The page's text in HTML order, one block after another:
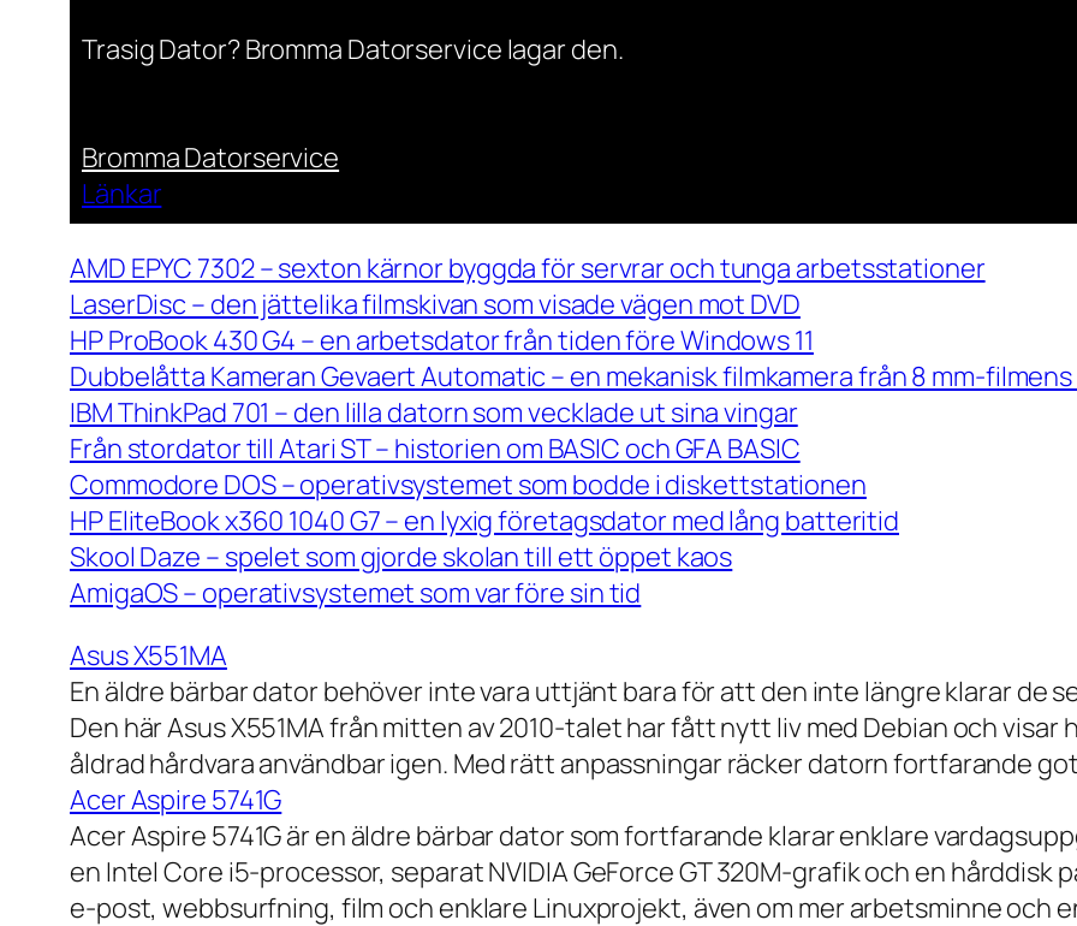
Trasig Dator? Bromma Datorservice lagar den.
Bromma Datorservice
Länkar
AMD EPYC 7302 – sexton kärnor byggda för servrar och tunga arbetsstationer
LaserDisc – den jättelika filmskivan som visade vägen mot DVD
HP ProBook 430 G4 – en arbetsdator från tiden före Windows 11
Dubbelåtta Kameran Gevaert Automatic – en mekanisk filmkamera från 8 mm-
IBM ThinkPad 701 – den lilla datorn som vecklade ut sina vingar
Från stordator till Atari ST – historien om BASIC och GFA BASIC
Commodore DOS – operativsystemet som bodde i diskettstationen
HP EliteBook x360 1040 G7 – en lyxig företagsdator med lång batteritid
Skool Daze – spelet som gjorde skolan till ett öppet kaos
AmigaOS – operativsystemet som var före sin tid
Asus X551MA
En äldre bärbar dator behöver inte vara uttjänt bara för att den inte längre klarar de
Den här Asus X551MA från mitten av 2010-talet har fått nytt liv med Debian och visar
åldrad hårdvara användbar igen. Med rätt anpassningar räcker datorn fortfarande
Acer Aspire 5741G
Acer Aspire 5741G är en äldre bärbar dator som fortfarande klarar enklare
en Intel Core i5-processor, separat NVIDIA GeForce GT 320M-grafik och en hårddisk
e-post, webbsurfning, film och enklare Linuxprojekt, även om mer arbetsminne och